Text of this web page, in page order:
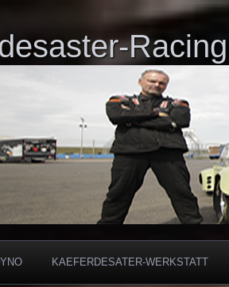
Racing
KAEFERDESATER-WERKSTATT